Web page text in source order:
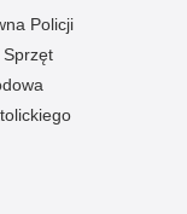
Policji
Sprzęt